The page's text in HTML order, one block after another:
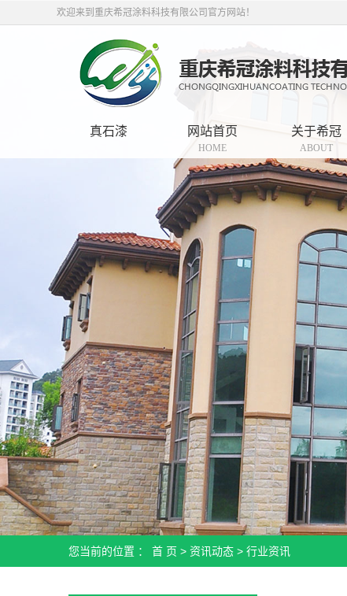
欢迎来到重庆希冠涂料科技有限公司官方网站！
真石漆 网站首页
HOME
关于希冠
ABOUT
您当前的位置 ： 首 页 > 资讯动态 > 行业资讯